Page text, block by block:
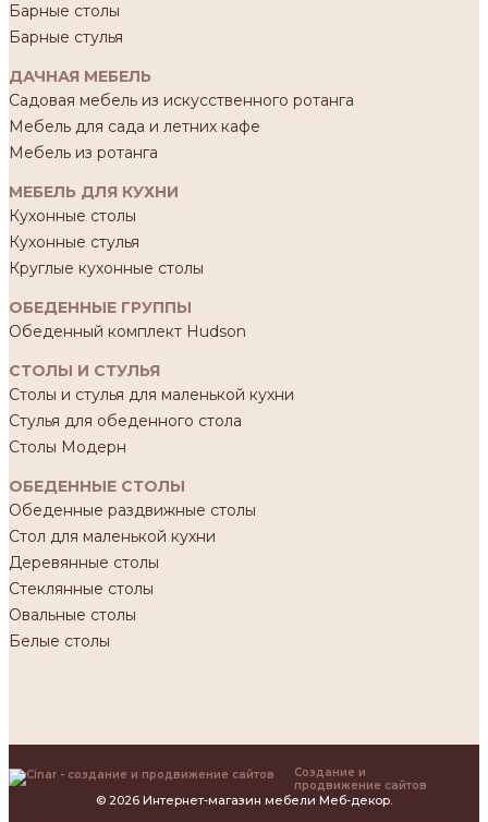
Барные столы
Барные стулья
ДАЧНАЯ МЕБЕЛЬ
Садовая мебель из искусственного ротанга
Мебель для сада и летних кафе
Мебель из ротанга
МЕБЕЛЬ ДЛЯ КУХНИ
Кухонные столы
Кухонные стулья
Круглые кухонные столы
ОБЕДЕННЫЕ ГРУППЫ
Обеденный комплект Hudson
СТОЛЫ И СТУЛЬЯ
Столы и стулья для маленькой кухни
Стулья для обеденного стола
Столы Модерн
ОБЕДЕННЫЕ СТОЛЫ
Обеденные раздвижные столы
Стол для маленькой кухни
Деревянные столы
Стеклянные столы
Овальные столы
Белые столы
Создание и
продвижение сайтов
© 2026 Интернет-магазин мебели Меб-декор.